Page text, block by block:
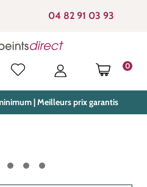
04 82 91 03 93
0
LE
| Meilleurs prix garantis